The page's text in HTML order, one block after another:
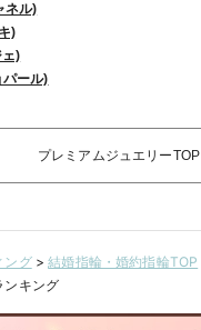
ネル)
)
)
ール)
プレミアムジュエリーTOP
ング>結婚指輪・婚約指輪TOP
ンキング